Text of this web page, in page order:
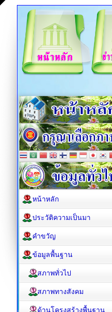
หน้าหลัก
ประวัติความเป็นมา
คำขวัญ
ข้อมูลพื้นฐาน
สภาพทั่วไป
สภาพทางสังคม
ด้านโครงสร้างพื้นฐาน